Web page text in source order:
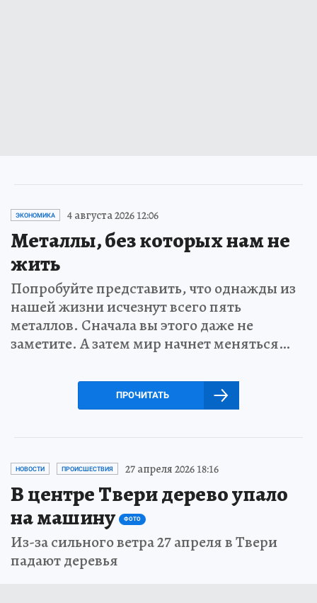
ЭКОНОМИКА 4 августа 2026 12:06
Металлы, без которых нам не
жить
Попробуйте представить, что однажды из
нашей жизни исчезнут всего пять
металлов. Сначала вы этого даже не
заметите. А затем мир начнет меняться…
ПРОЧИТАТЬ
НОВОСТИ ПРОИСШЕСТВИЯ 27 апреля 2026 18:16
В центре Твери дерево упало
на машину
ФОТО
Из-за сильного ветра 27 апреля в Твери
падают деревья